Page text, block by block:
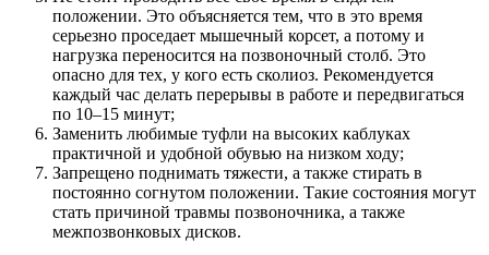
положении. Это объясняется тем, что в это время
серьезно проседает мышечный корсет, а потому и
нагрузка переносится на позвоночный столб. Это
опасно для тех, у кого есть сколиоз. Рекомендуется
каждый час делать перерывы в работе и передвигаться
по 10–15 минут;
Заменить любимые туфли на высоких каблуках
практичной и удобной обувью на низком ходу;
Запрещено поднимать тяжести, а также стирать в
постоянно согнутом положении. Такие состояния могут
стать причиной травмы позвоночника, а также
межпозвонковых дисков.